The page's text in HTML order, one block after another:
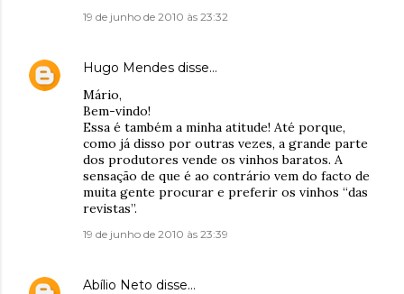
19 de junho de 2010 às 23:32
Hugo Mendes disse…
Mário,
Bem-vindo!
Essa é também a minha atitude! Até porque,
como já disso por outras vezes, a grande parte
dos produtores vende os vinhos baratos. A
sensação de que é ao contrário vem do facto de
muita gente procurar e preferir os vinhos “das
revistas”.
19 de junho de 2010 às 23:39
Abílio Neto disse…